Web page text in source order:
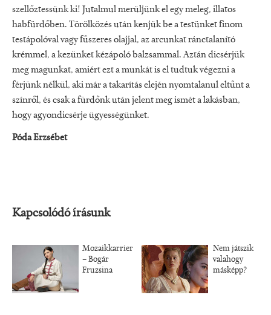
szellőztessünk ki! Jutalmul merüljünk el egy meleg, illatos
habfürdőben. Törölközés után kenjük be a testünket finom
testápolóval vagy fűszeres olajjal, az arcunkat ránctalanító
krémmel, a kezünket kézápoló balzsammal. Aztán dicsérjük
meg magunkat, amiért ezt a munkát is el tudtuk végezni a
férjünk nélkül, aki már a takarítás elején nyomtalanul eltűnt a
színről, és csak a fürdőnk után jelent meg ismét a lakásban,
hogy agyondicsérje ügyességünket.
Póda Erzsébet
Kapcsolódó írásunk
Mozaikkarrier
– Bogár
Fruzsina
Nem játszik
valahogy
másképp?